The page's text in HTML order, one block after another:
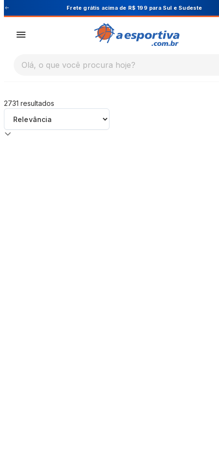
A Esportiva Frete grátis acima de R$ 199 para Sul e Sudeste
Olá, o que você procura hoje?
2731 resultados